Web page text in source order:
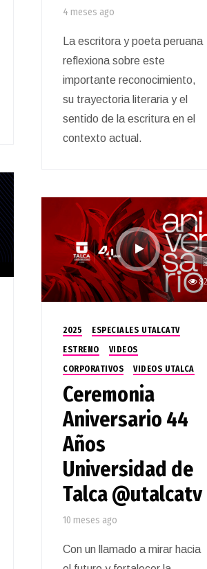
4 meses ago
La escritora y poeta peruana
reflexiona sobre este
importante reconocimiento,
su trayectoria literaria y el
sentido de la escritura en el
contexto actual.
2025
ESPECIALES UTALCATV
ESTRENO
VIDEOS
CORPORATIVOS
VIDEOS UTALCA
Ceremonia
Aniversario 44
Años
Universidad de
Talca @utalcatv
10 meses ago
Con un llamado a mirar hacia